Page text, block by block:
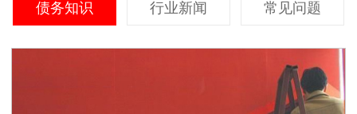
债务知识 行业新闻 常见问题